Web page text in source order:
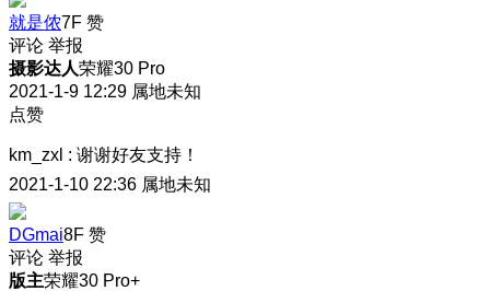
就是侬7F 赞
评论 举报
摄影达人荣耀30 Pro
2021-1-9 12:29 属地未知
点赞
km_zxl : 谢谢好友支持！
2021-1-10 22:36 属地未知
DGmai8F 赞
评论 举报
版主荣耀30 Pro+